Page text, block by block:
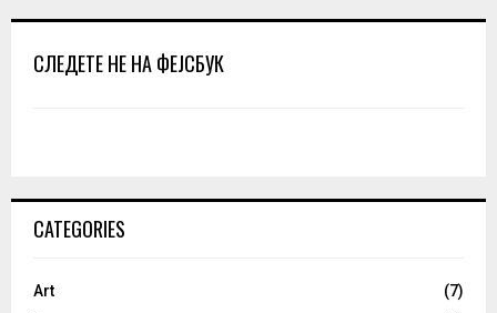
СЛЕДЕТЕ НЕ НА ФЕЈСБУК
CATEGORIES
Art
(7)